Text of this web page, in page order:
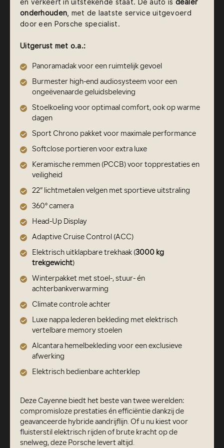
en verkeert in uitstekende staat. De auto is dealer
onderhouden , met de laatste service uitgevoerd
door een Porsche specialist.
Uitgerust met o.a.:
Panoramadak voor een ruimtelijk gevoel
Burmester high-end audiosysteem voor een
ongeëvenaarde geluidsbeleving
Stoelkoeling voor optimaal comfort, ook op warme
dagen
Sport Chrono pakket voor maximale performance
Softclose portieren voor extra luxe
Keramische remmen (PCCB) voor topprestaties en
veiligheid
22” lichtmetalen velgen met sportieve uitstraling
360° camera
Head-Up Display
Adaptive Cruise Control (ACC)
Elektrisch uitklapbare trekhaak (3000 kg
trekgewicht)
Winterpakket met stoel-, stuur- én
achterbankverwarming
Climate controle achter
Luxe nappa lederen bekleding met elektrisch
vertelbare memory stoelen
Alcantara hemelbekleding voor een exclusieve
afwerking
Elektrisch bedienbare achterklep
Deze Cayenne biedt het beste van twee werelden:
compromisloze prestaties én efficiëntie dankzij de
geavanceerde hybride aandrijflijn. Of u nu kiest voor
fluisterstil elektrisch rijden of brute kracht op de
snelweg, deze Porsche levert altijd.